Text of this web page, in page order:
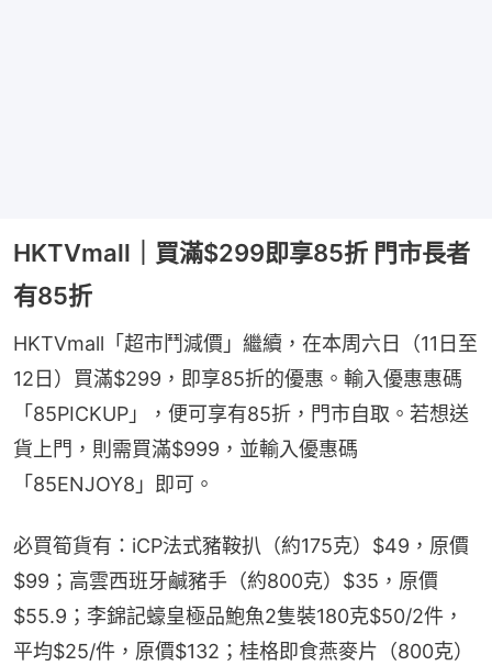
HKTVmall｜買滿$299即享85折 門市長者
有85折
HKTVmall「超市鬥減價」繼續，在本周六日（11日至
12日）買滿$299，即享85折的優惠。輸入優惠惠碼
「85PICKUP」，便可享有85折，門市自取。若想送
貨上門，則需買滿$999，並輸入優惠碼
「85ENJOY8」即可。
必買筍貨有：iCP法式豬鞍扒（約175克）$49，原價
$99；高雲西班牙鹹豬手（約800克）$35，原價
$55.9；李錦記蠔皇極品鮑魚2隻裝180克$50/2件，
平均$25/件，原價$132；桂格即食燕麥片（800克）